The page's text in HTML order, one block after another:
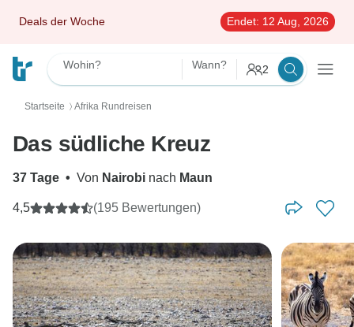
Deals der Woche Endet: 12 Aug, 2026
Wohin? Wann? 2
Startseite 〉 Afrika Rundreisen
Das südliche Kreuz
37 Tage • Von Nairobi nach Maun
4,5 (195 Bewertungen)